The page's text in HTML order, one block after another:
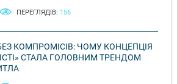
ПЕРЕГЛЯДІВ: 156
КОМПРОМІСІВ: ЧОМУ КОНЦЕПЦІЯ
СТАЛА ГОЛОВНИМ ТРЕНДОМ